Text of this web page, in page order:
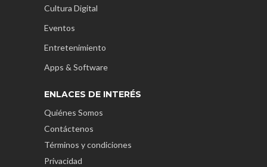
Cultura Digital
Eventos
Entretenimiento
Apps & Software
ENLACES DE INTERÉS
Quiénes Somos
Contáctenos
Términos y condiciones
Privacidad